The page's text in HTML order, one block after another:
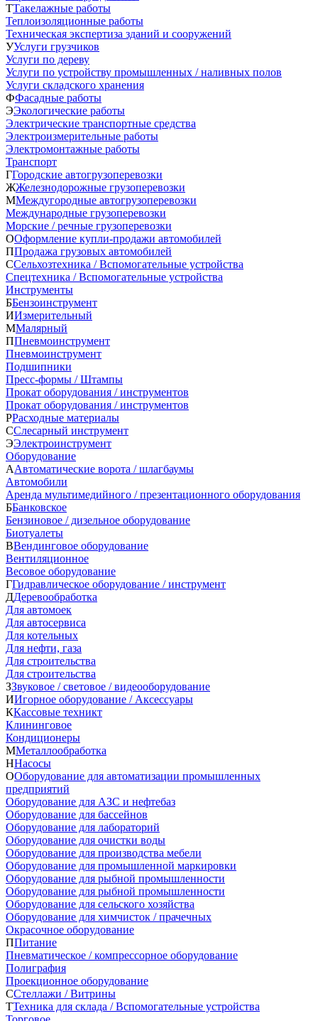
ТТакелажные работы
Теплоизоляционные работы
Техническая экспертиза зданий и сооружений
УУслуги грузчиков
Услуги по дереву
Услуги по устройству промышленных / наливных полов
Услуги складского хранения
ФФасадные работы
ЭЭкологические работы
Электрические транспортные средства
Электроизмерительные работы
Электромонтажные работы
Транспорт
ГГородские автогрузоперевозки
ЖЖелезнодорожные грузоперевозки
ММеждугородные автогрузоперевозки
Международные грузоперевозки
Морские / речные грузоперевозки
ООформление купли-продажи автомобилей
ППродажа грузовых автомобилей
ССельхозтехника / Вспомогательные устройства
Спецтехника / Вспомогательные устройства
Инструменты
ББензоинструмент
ИИзмерительный
ММалярный
ППневмоинструмент
Пневмоинструмент
Подшипники
Пресс-формы / Штампы
Прокат оборудования / инструментов
Прокат оборудования / инструментов
РРасходные материалы
ССлесарный инструмент
ЭЭлектроинструмент
Оборудование
ААвтоматические ворота / шлагбаумы
Автомобили
Аренда мультимедийного / презентационного оборудования
ББанковское
Бензиновое / дизельное оборудование
Биотуалеты
ВВендинговое оборудование
Вентиляционное
Весовое оборудование
ГГидравлическое оборудование / инструмент
ДДеревообработка
Для автомоек
Для автосервиса
Для котельных
Для нефти, газа
Для строительства
Для строительства
ЗЗвуковое / световое / видеооборудование
ИИгорное оборудование / Аксессуары
ККассовые техникт
Клининговое
Кондиционеры
ММеталлообработка
ННасосы
ООборудование для автоматизации промышленных
предприятий
Оборудование для АЗС и нефтебаз
Оборудование для бассейнов
Оборудование для лабораторий
Оборудование для очистки воды
Оборудование для производства мебели
Оборудование для промышленной маркировки
Оборудование для рыбной промышленности
Оборудование для рыбной промышленности
Оборудование для сельского хозяйства
Оборудование для химчисток / прачечных
Окрасочное оборудование
ППитание
Пневматическое / компрессорное оборудование
Полиграфия
Проекционное оборудование
ССтеллажи / Витрины
ТТехника для склада / Вспомогательные устройства